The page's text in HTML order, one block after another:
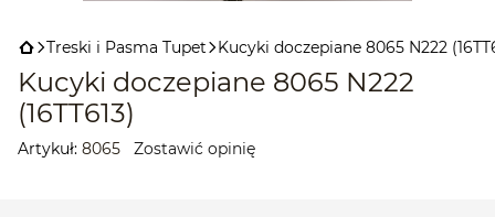
Treski і Pasma Tupet Kucyki doczepiane 8065 N222
Kucyki doczepiane 8065 N222
(16TT613)
Artykuł: 8065 Zostawić opinię